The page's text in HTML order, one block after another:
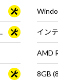
ー 14400F
AMD
8GB